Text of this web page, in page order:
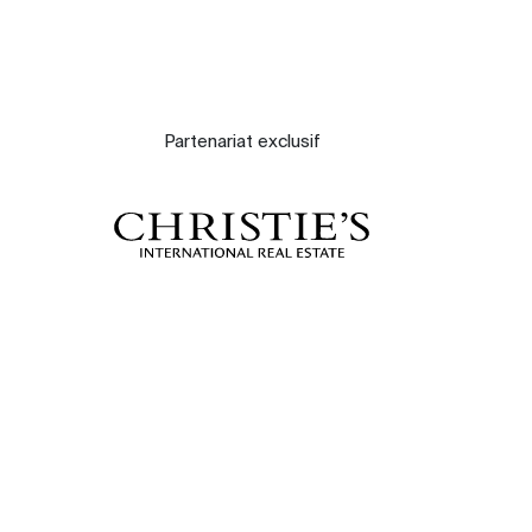
Partenariat exclusif